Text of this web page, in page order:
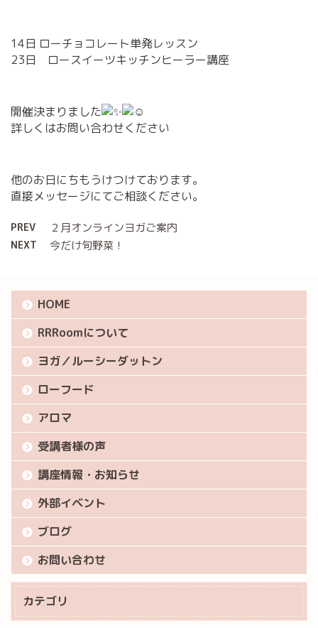
14日 ローチョコレート単発レッスン
23日 ロースイーツキッチンヒーラー講座
開催決まりました
詳しくはお問い合わせください
他のお日にちもうけつけております。
直接メッセージにてご相談ください。
PREV ２月オンラインヨガご案内
NEXT 今だけ旬野菜！
HOME
RRRoomについて
ヨガ／ルーシーダットン
ローフード
アロマ
受講者様の声
講座情報・お知らせ
外部イベント
ブログ
お問い合わせ
カテゴリ